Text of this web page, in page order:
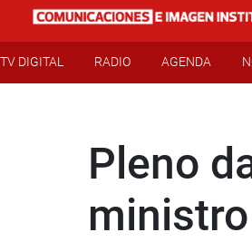
TV DIGITAL RADIO AGENDA
Pleno